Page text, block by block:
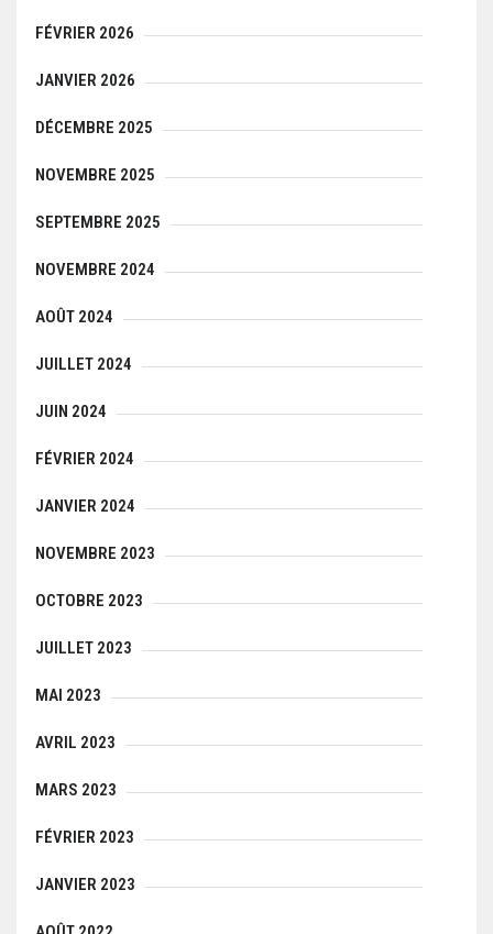
FÉVRIER 2026
JANVIER 2026
DÉCEMBRE 2025
NOVEMBRE 2025
SEPTEMBRE 2025
NOVEMBRE 2024
AOÛT 2024
JUILLET 2024
JUIN 2024
FÉVRIER 2024
JANVIER 2024
NOVEMBRE 2023
OCTOBRE 2023
JUILLET 2023
MAI 2023
AVRIL 2023
MARS 2023
FÉVRIER 2023
JANVIER 2023